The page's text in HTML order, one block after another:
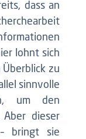
dass an
lohnt sich
zu
sinnvolle
um den
dieser
bringt sie